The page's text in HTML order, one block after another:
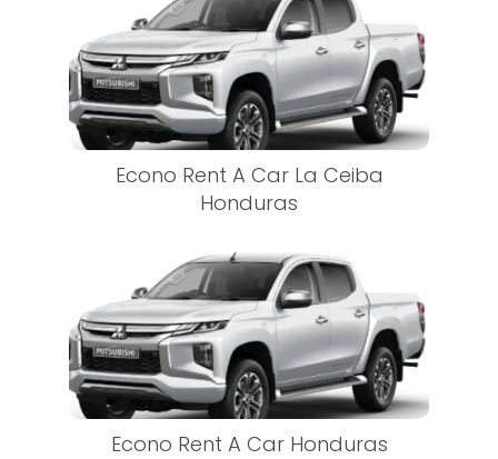
Econo Rent A Car La Ceiba
Honduras
Econo Rent A Car Honduras